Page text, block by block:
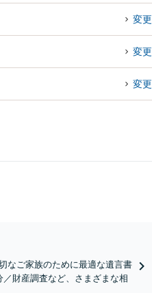
変更
変更
変更
なご家族のために最適な遺言書
財産調査など、さまざまな相